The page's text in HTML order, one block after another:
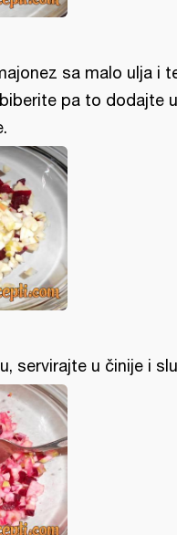
sa malo ulja i
pa to dodajte
servirajte u činije i